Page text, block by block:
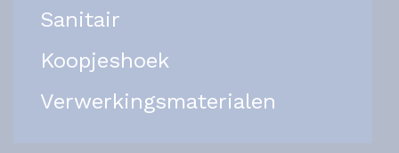
Sanitair
Koopjeshoek
Verwerkingsmaterialen